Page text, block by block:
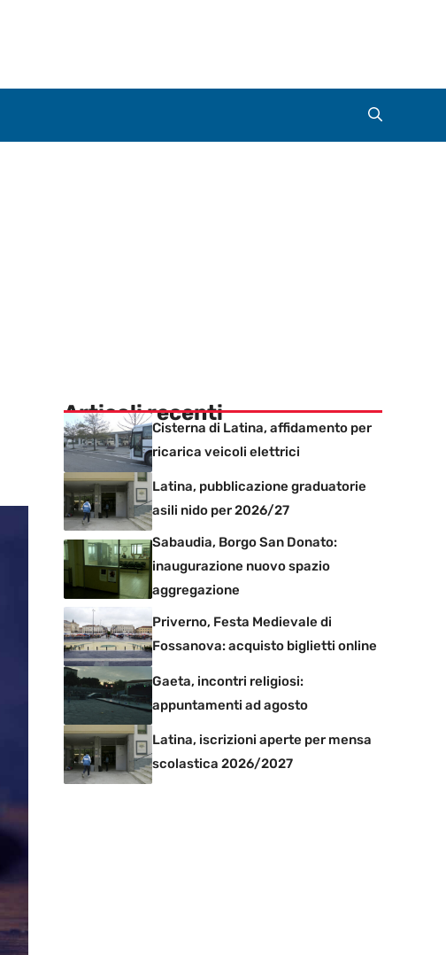
Articoli recenti
Cisterna di Latina, affidamento per
ricarica veicoli elettrici
Latina, pubblicazione graduatorie
asili nido per 2026/27
Sabaudia, Borgo San Donato:
inaugurazione nuovo spazio
aggregazione
Priverno, Festa Medievale di
Fossanova: acquisto biglietti online
Gaeta, incontri religiosi:
appuntamenti ad agosto
Latina, iscrizioni aperte per mensa
scolastica 2026/2027